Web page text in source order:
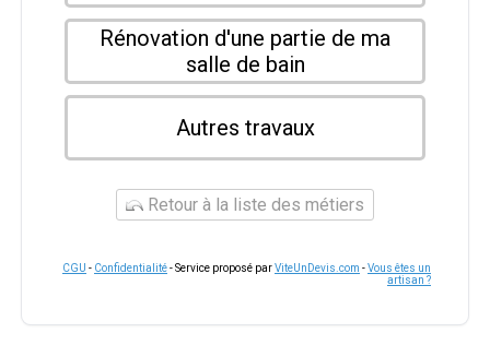
Rénovation d'une partie de ma
salle de bain
Autres travaux
Retour à la liste des métiers
CGU - Confidentialité- Service proposé parViteUnDevis.com -Vous êtes un
artisan ?